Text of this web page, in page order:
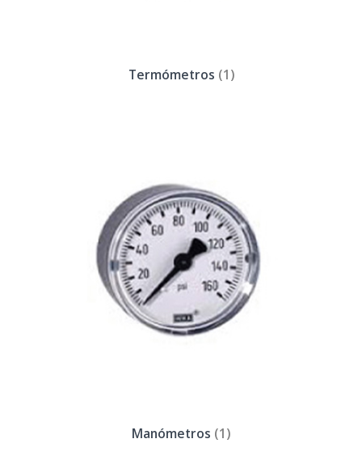
Termómetros (1)
Manómetros (1)